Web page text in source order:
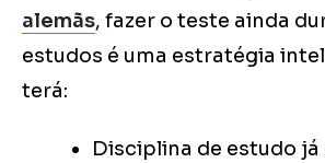
alemãs, fazer o teste ainda
estudos é uma estratégia
terá:
Disciplina de estudo